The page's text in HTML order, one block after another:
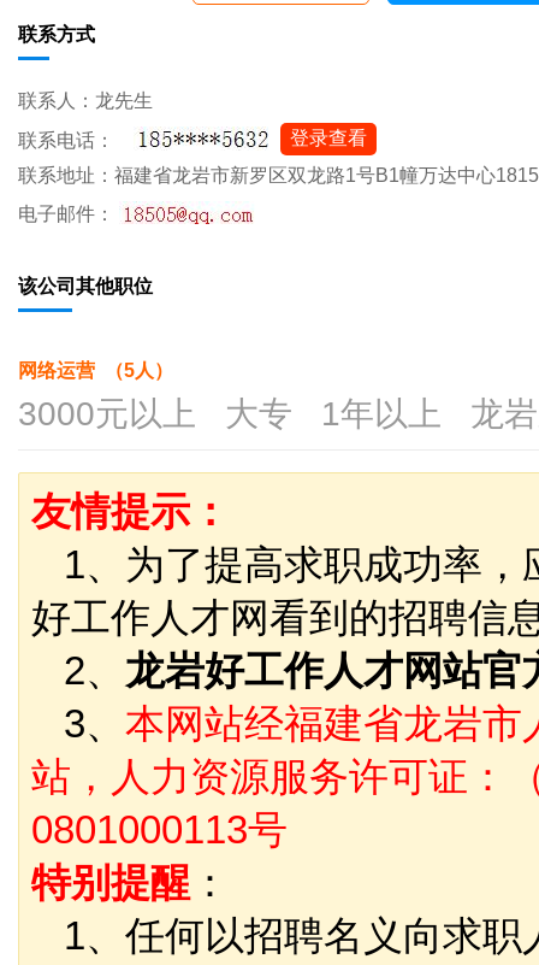
联系方式
联系人：龙先生
联系电话：
登录查看
联系地址：福建省龙岩市新罗区双龙路1号B1幢万达中心
电子邮件：
该公司其他职位
网络运营 （5人）
3000元以上 大专 1年以上 龙岩
友情提示：
1、为了提高求职成功率，
好工作人才网看到的招聘信
2、 龙岩好工作人才网站
3、 本网站经福建省龙岩
站，人力资源服务许可证：
0801000113号
特别提醒 ：
1、任何以招聘名义向求职